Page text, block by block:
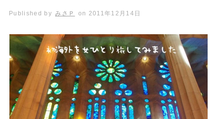
Published by みさＰ on 2011年12月14日